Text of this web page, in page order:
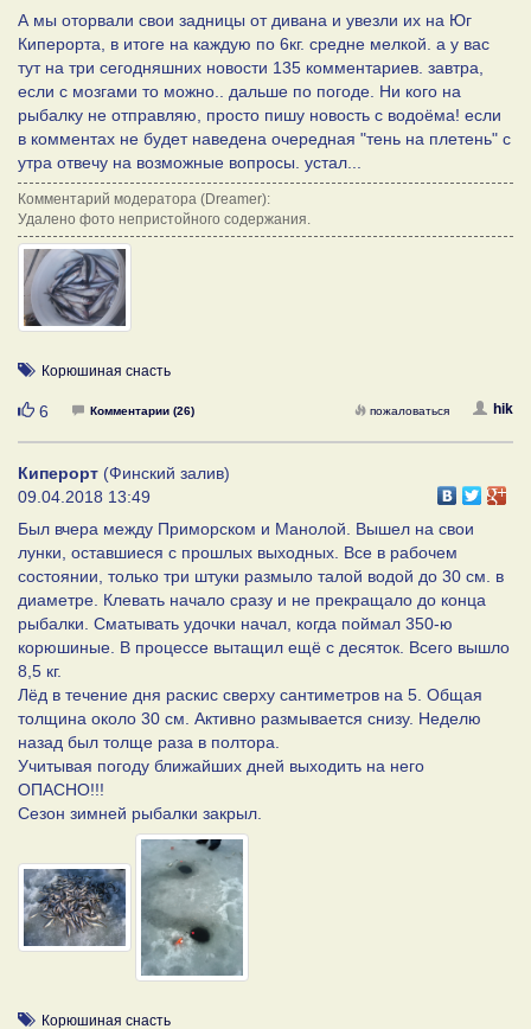
А мы оторвали свои задницы от дивана и увезли их на Юг
Киперорта, в итоге на каждую по 6кг. средне мелкой. а у вас
тут на три сегодняшних новости 135 комментариев. завтра,
если с мозгами то можно.. дальше по погоде. Ни кого на
рыбалку не отправляю, просто пишу новость с водоёма! если
в комментах не будет наведена очередная "тень на плетень" с
утра отвечу на возможные вопросы. устал...
Комментарий модератора (Dreamer):
Удалено фото непристойного содержания.
Корюшиная снасть
Нравится
6 Комментарии (26) hik
пожаловаться
Киперорт (Финский залив)
09.04.2018 13:49
Был вчера между Приморском и Манолой. Вышел на свои
лунки, оставшиеся с прошлых выходных. Все в рабочем
состоянии, только три штуки размыло талой водой до 30 см. в
диаметре. Клевать начало сразу и не прекращало до конца
рыбалки. Сматывать удочки начал, когда поймал 350-ю
корюшиные. В процессе вытащил ещё с десяток. Всего вышло
8,5 кг.
Лёд в течение дня раскис сверху сантиметров на 5. Общая
толщина около 30 см. Активно размывается снизу. Неделю
назад был толще раза в полтора.
Учитывая погоду ближайших дней выходить на него
ОПАСНО!!!
Сезон зимней рыбалки закрыл.
Корюшиная снасть